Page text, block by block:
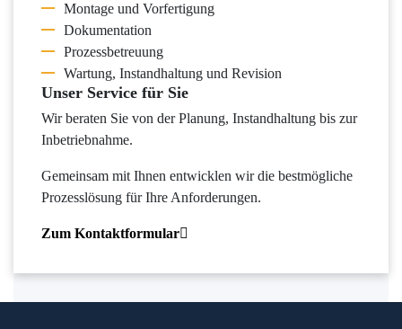
Montage und Vorfertigung
Dokumentation
Prozessbetreuung
Wartung, Instandhaltung und Revision
Unser Service für Sie
Wir beraten Sie von der Planung, Instandhaltung bis zur
Inbetriebnahme.
Gemeinsam mit Ihnen entwicklen wir die bestmögliche
Prozesslösung für Ihre Anforderungen.
Zum Kontaktformular